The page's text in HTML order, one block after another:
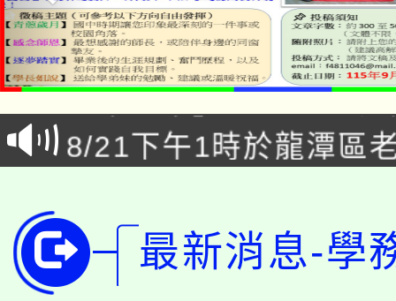
「本色祭」8/29、30在
場熱烈登場!
8/21下午1時於龍潭區
局官網。
8月14至27日，桃園電
開!
115年桃園市運動會8/
最新消息-學